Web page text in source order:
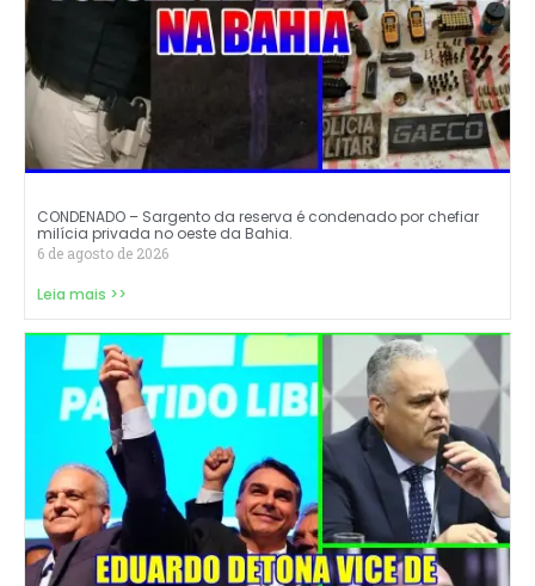
CONDENADO – Sargento da reserva é condenado por chefiar
milícia privada no oeste da Bahia.
6 de agosto de 2026
Leia mais >>